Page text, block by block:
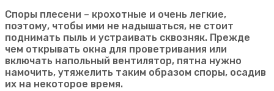
Споры плесени – крохотные и очень легкие,
поэтому, чтобы ими не надышаться, не стоит
поднимать пыль и устраивать сквозняк. Прежде
чем открывать окна для проветривания или
включать напольный вентилятор, пятна нужно
намочить, утяжелить таким образом споры, осадив
их на некоторое время.